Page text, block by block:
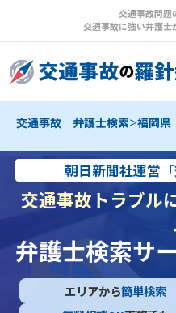
交通事故問題
交通事故に強い弁護士
交通事故 弁護士検索>福岡
朝日新聞社運営「
交通事故トラブル
弁護士検索サ
エリアから簡単検索